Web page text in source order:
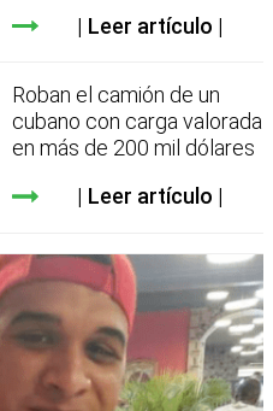
Leer artículo
Roban el camión de un
cubano con carga valorada
en más de 200 mil dólares
Leer artículo